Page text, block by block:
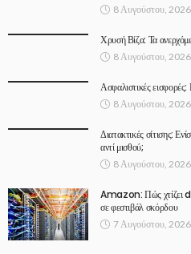
8 Αυγούστου, 2026
Χρυσή Βίζα: Τα
8 Αυγούστου, 2026
Ασφαλιστικές
8 Αυγούστου, 2026
Διατακτικές σίτισης:
αντί μισθού;
8 Αυγούστου, 2026
Amazon: Πώς χτίζει
σε φεστιβάλ σκόρδου
7 Αυγούστου, 2026